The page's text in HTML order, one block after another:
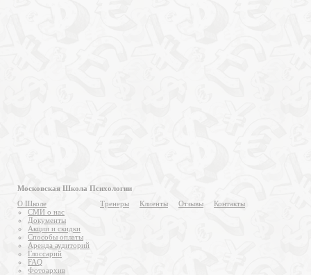
Московская Школа Психологии
О Школе
СМИ о нас
Документы
Акции и скидки
Способы оплаты
Аренда аудиторий
Глоссарий
FAQ
Фотоархив
Тренеры Клиенты Отзывы Контакты